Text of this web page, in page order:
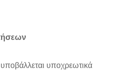
υποχρεωτικά